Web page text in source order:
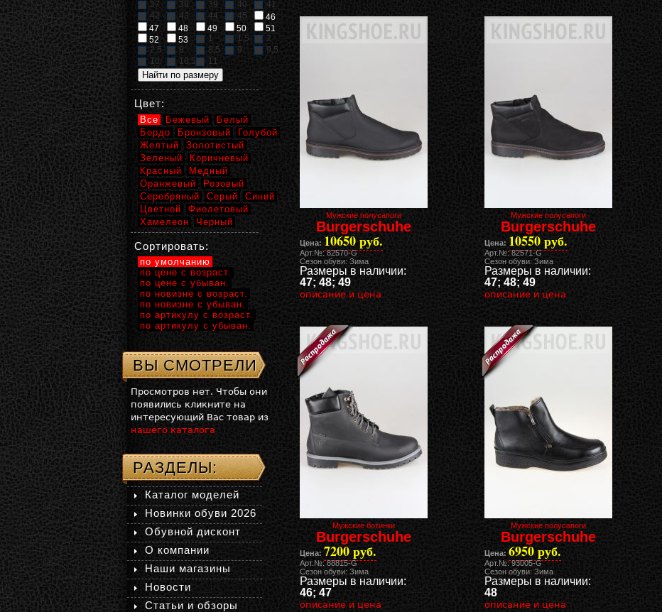
Мужские полусапоги
Burgerschuhe
Мужские полусапоги
Burgerschuhe
Цена: 10650 руб.
Арт.№: 82570-G
Сезон обуви: Зима
Размеры в наличии:
47; 48; 49
описание и цена
Цена: 10550 руб.
Арт.№: 82571-G
Сезон обуви: Зима
Размеры в наличии:
47; 48; 49
описание и цена
Мужские ботинки
Burgerschuhe
Мужские полусапоги
Burgerschuhe
Цена: 7200 руб.
Арт.№: 88815-G
Сезон обуви: Зима
Размеры в наличии:
46; 47
описание и цена
Цена: 6950 руб.
Арт.№: 93005-G
Сезон обуви: Зима
Размеры в наличии:
48
описание и цена
37
38 39 40
41
42
43 44 45
46
47
48 49 50
51
52
53 1 1,5
2
2,5
8 8,5 9
9,5
10
10,5 11
Цвет:
Все Бежевый
Белый
Бордо
Бронзовый
Голубой
Желтый
Золотистый
Зеленый
Коричневый
Красный
Медный
Оранжевый
Розовый
Серебряный
Серый
Синий
Цветной
Фиолетовый
Хамелеон
Черный
Сортировать:
по умолчанию
по цене с возраст.
по цене с убыван.
по новизне с возраст.
по новизне с убыван.
по артикулу с возраст.
по артикулу с убыван.
ВЫ СМОТРЕЛИ
Просмотров нет. Чтобы они
появились кликните на
интересующий Вас товар из
нашего каталога
РАЗДЕЛЫ:
Каталог моделей
Новинки обуви 2026
Обувной дисконт
О компании
Наши магазины
Новости
Статьи и обзоры